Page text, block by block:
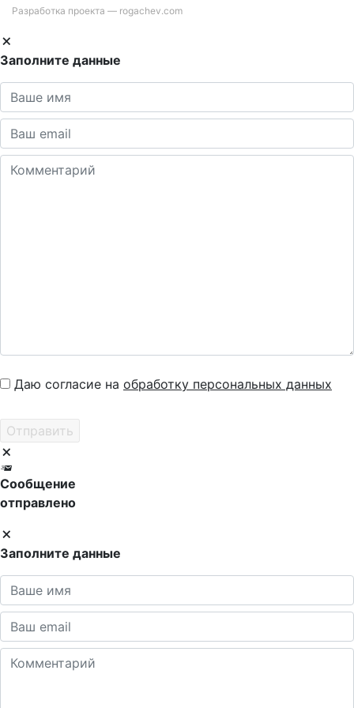
Разработка проекта — rogachev.com
Заполните данные
Даю согласие на обработку персональных данных
Сообщение
отправлено
Заполните данные